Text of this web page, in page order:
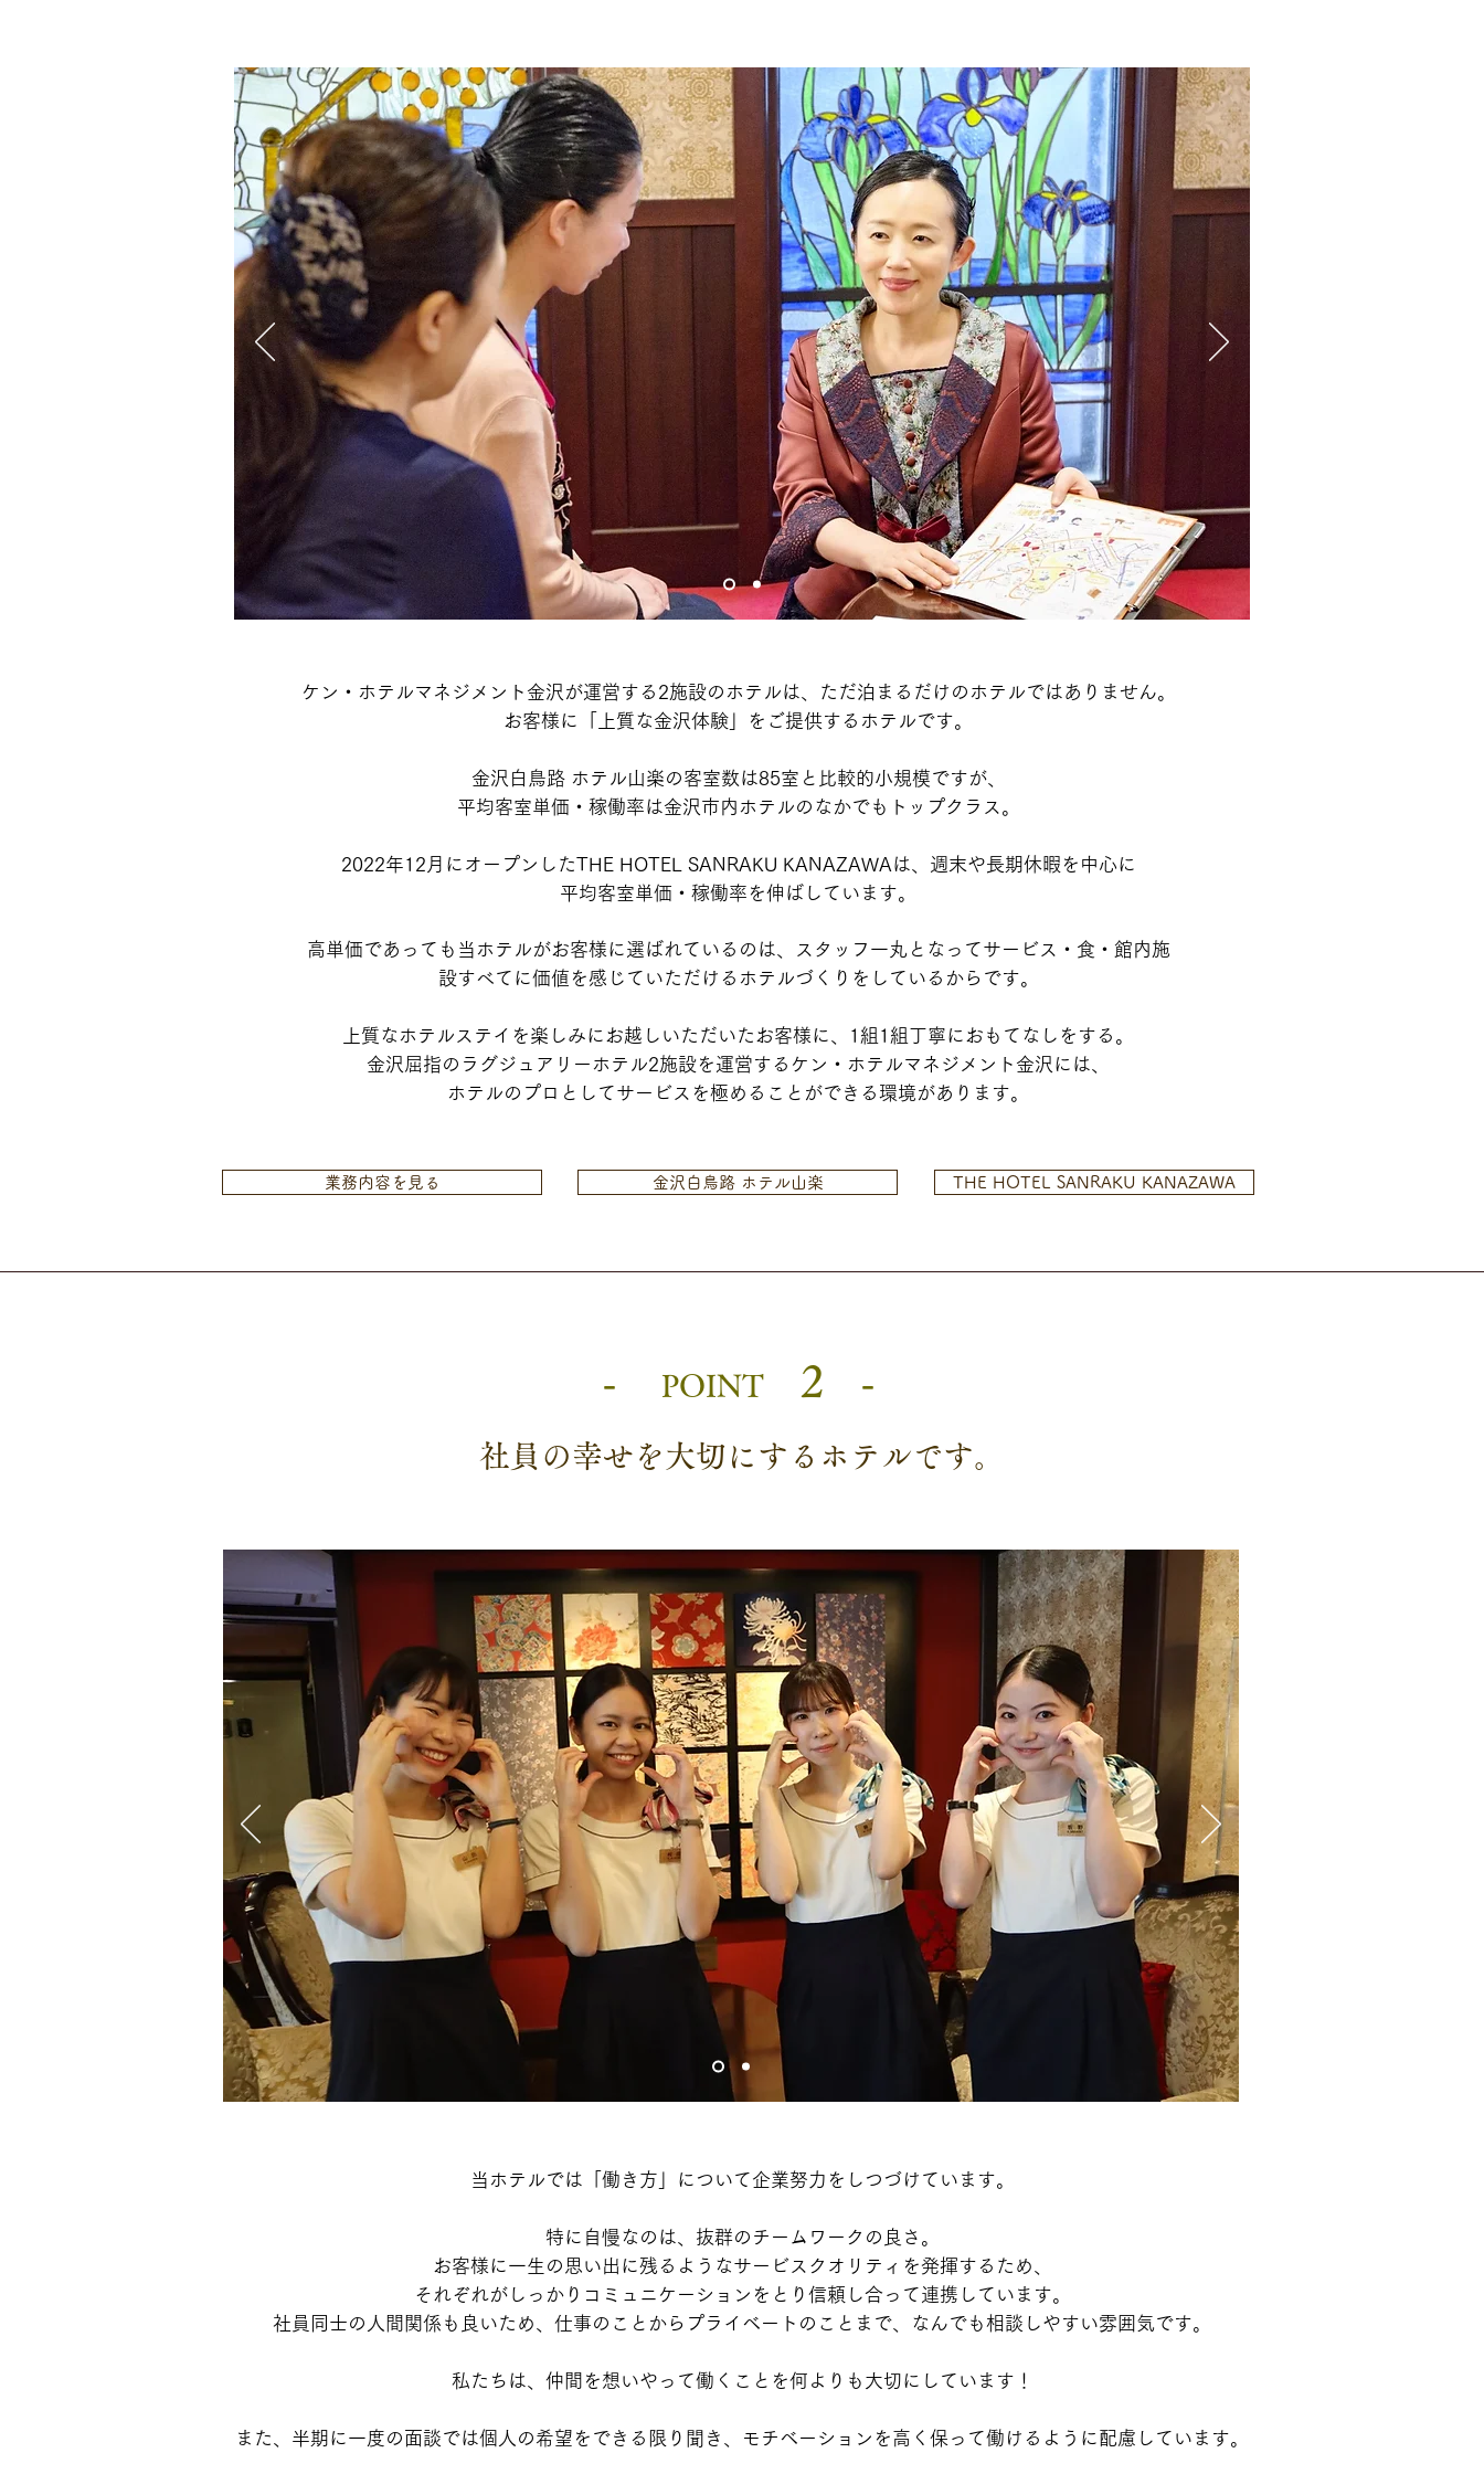
ケン・ホテルマネジメント金沢が運営する2施設のホテルは、ただ泊まるだけのホテルではありません。
お客様に「上質な金沢体験」をご提供するホテルです。
金沢白鳥路 ホテル山楽の客室数は85室と比較的小規模ですが、
平均客室単価・稼働率は金沢市内ホテルのなかでもトップクラス。
2022年12月にオープンしたTHE HOTEL SANRAKU KANAZAWAは、週末や長期休暇を中心に
平均客室単価・稼働率を伸ばしています。
高単価であっても当ホテルがお客様に選ばれているのは、スタッフ一丸となってサービス・食・館内施
設すべてに価値を感じていただけるホテルづくりをしているからです。
上質なホテルステイを楽しみにお越しいただいたお客様に、1組1組丁寧におもてなしをする。
金沢屈指のラグジュアリーホテル2施設を運営するケン・ホテルマネジメント金沢には、
ホテルのプロとしてサービスを極めることができる環境があります。
業務内容を見る 金沢白鳥路 ホテル山楽 THE HOTEL SANRAKU KANAZAWA
- POINT2 -
社員の幸せを大切にするホテルです。
当ホテルでは「働き方」について企業努力をしつづけています。
特に自慢なのは、抜群のチームワークの良さ。
お客様に一生の思い出に残るようなサービスクオリティを発揮するため、
それぞれがしっかりコミュニケーションをとり信頼し合って連携しています。
社員同士の人間関係も良いため、仕事のことからプライベートのことまで、なんでも相談しやすい雰囲気です。
私たちは、仲間を想いやって働くことを何よりも大切にしています！
​また、半期に一度の面談では個人の希望をできる限り聞き、モチベーションを高く保って働けるように配慮しています。